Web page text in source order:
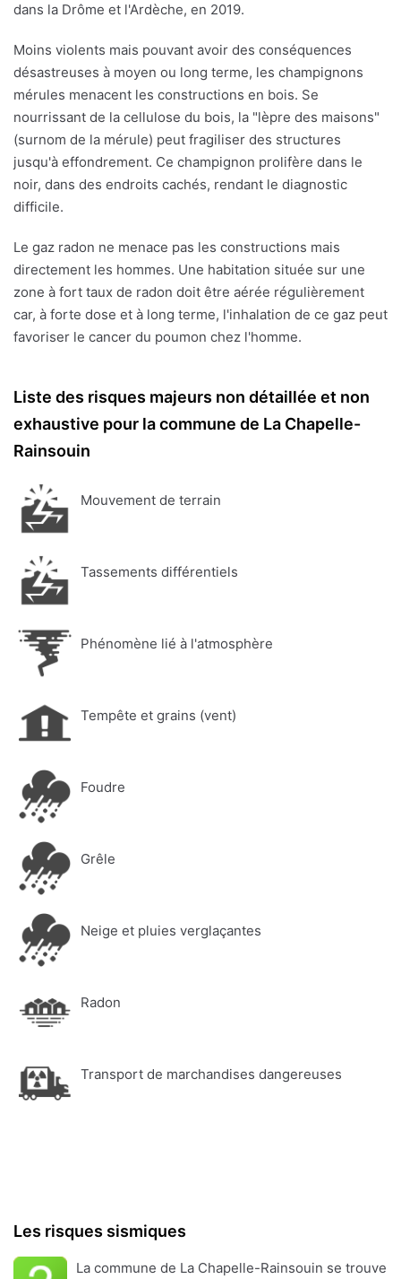
dans la Drôme et l'Ardèche, en 2019.
Moins violents mais pouvant avoir des conséquences
désastreuses à moyen ou long terme, les champignons
mérules menacent les constructions en bois. Se
nourrissant de la cellulose du bois, la "lèpre des maisons"
(surnom de la mérule) peut fragiliser des structures
jusqu'à effondrement. Ce champignon prolifère dans le
noir, dans des endroits cachés, rendant le diagnostic
difficile.
Le gaz radon ne menace pas les constructions mais
directement les hommes. Une habitation située sur une
zone à fort taux de radon doit être aérée régulièrement
car, à forte dose et à long terme, l'inhalation de ce gaz peut
favoriser le cancer du poumon chez l'homme.
Liste des risques majeurs non détaillée et non
exhaustive pour la commune de La Chapelle-
Rainsouin
Mouvement de terrain
Tassements différentiels
Phénomène lié à l'atmosphère
Tempête et grains (vent)
Foudre
Grêle
Neige et pluies verglaçantes
Radon
Transport de marchandises dangereuses
Les risques sismiques
La commune de La Chapelle-Rainsouin se trouve